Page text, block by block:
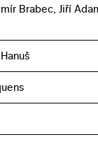
Brabec, Jiří